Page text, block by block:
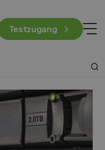
Testzugang